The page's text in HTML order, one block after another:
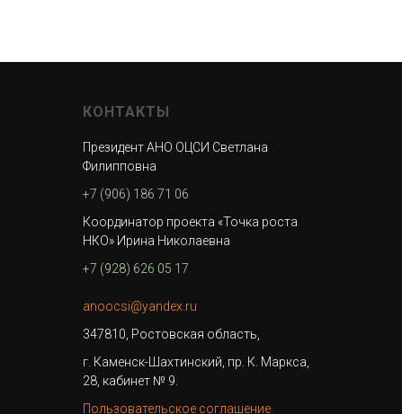
КОНТАКТЫ
Президент АНО ОЦСИ Светлана
Филипповна
+7 (906) 186 71 06
Координатор проекта «Точка роста
НКО» Ирина Николаевна
+7 (928) 626 05 17
anoocsi@yandex.ru
347810, Ростовская область,
г. Каменск-Шахтинский, пр. К. Маркса,
28, кабинет № 9.
Пользовательское соглашение